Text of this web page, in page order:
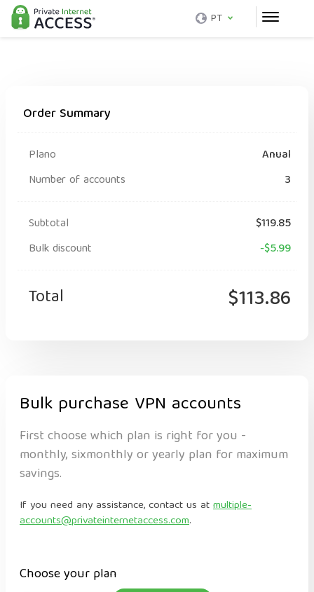
PT
Order Summary
Plano
Anual
Number of accounts
3
Subtotal
$119.85
Bulk discount
-$5.99
Total $113.86
Bulk purchase VPN accounts
First choose which plan is right for you -
monthly, sixmonthly or yearly plan for maximum
savings.
If you need any assistance, contact us atmultiple-
accounts@privateinternetaccess.com.
Choose your plan